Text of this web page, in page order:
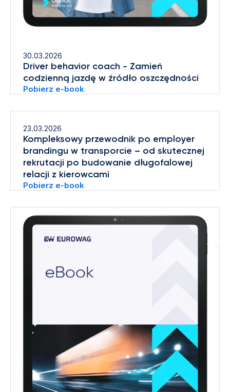
30.03.2026
Driver behavior coach - Zamień
codzienną jazdę w źródło oszczędności
Pobierz e-book
23.03.2026
Kompleksowy przewodnik po employer
brandingu w transporcie – od skutecznej
rekrutacji po budowanie długofalowej
relacji z kierowcami
Pobierz e-book